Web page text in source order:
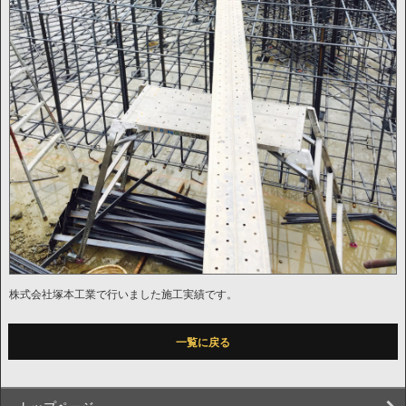
株式会社塚本工業で行いました施工実績です。
一覧に戻る